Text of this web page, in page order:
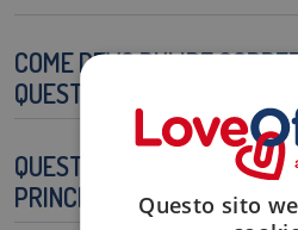
COME DEVO PULIRE
QUESTO PENNELLO?
QUESTO PENNELLO È
PRINCIPIANTI?Questo sito